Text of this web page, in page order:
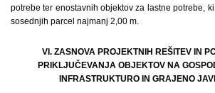
potrebe ter enostavnih objektov za lastne potrebe,
sosednjih parcel najmanj 2,00 m.
VI. ZASNOVA PROJEKTNIH REŠITEV IN
PRIKLJUČEVANJA OBJEKTOV NA
INFRASTRUKTURO IN GRAJENO